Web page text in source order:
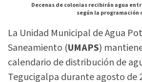
Decenas de colonias recibirán agua
según la programación
La Unidad Municipal de Agua
Saneamiento (UMAPS)
calendario de distribución de
Tegucigalpa durante agosto de